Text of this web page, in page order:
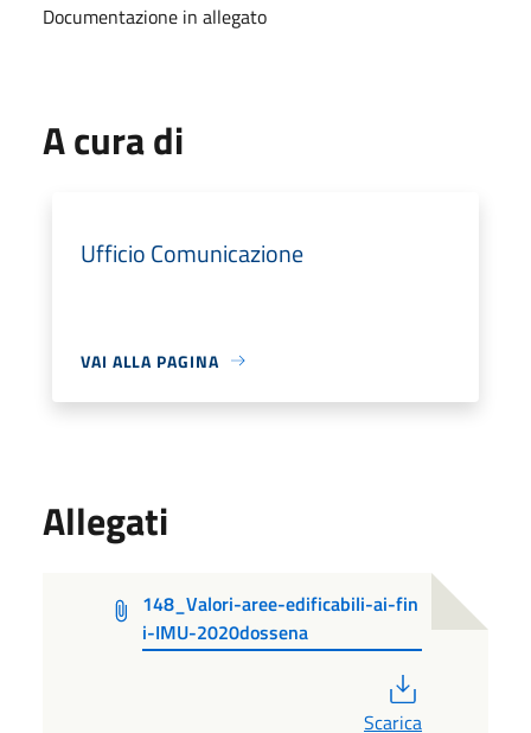
Documentazione in allegato
A cura di
Ufficio Comunicazione
VAI ALLA PAGINA
Allegati
148_Valori-aree-edificabili-ai-fin
i-IMU-2020dossena
Scarica